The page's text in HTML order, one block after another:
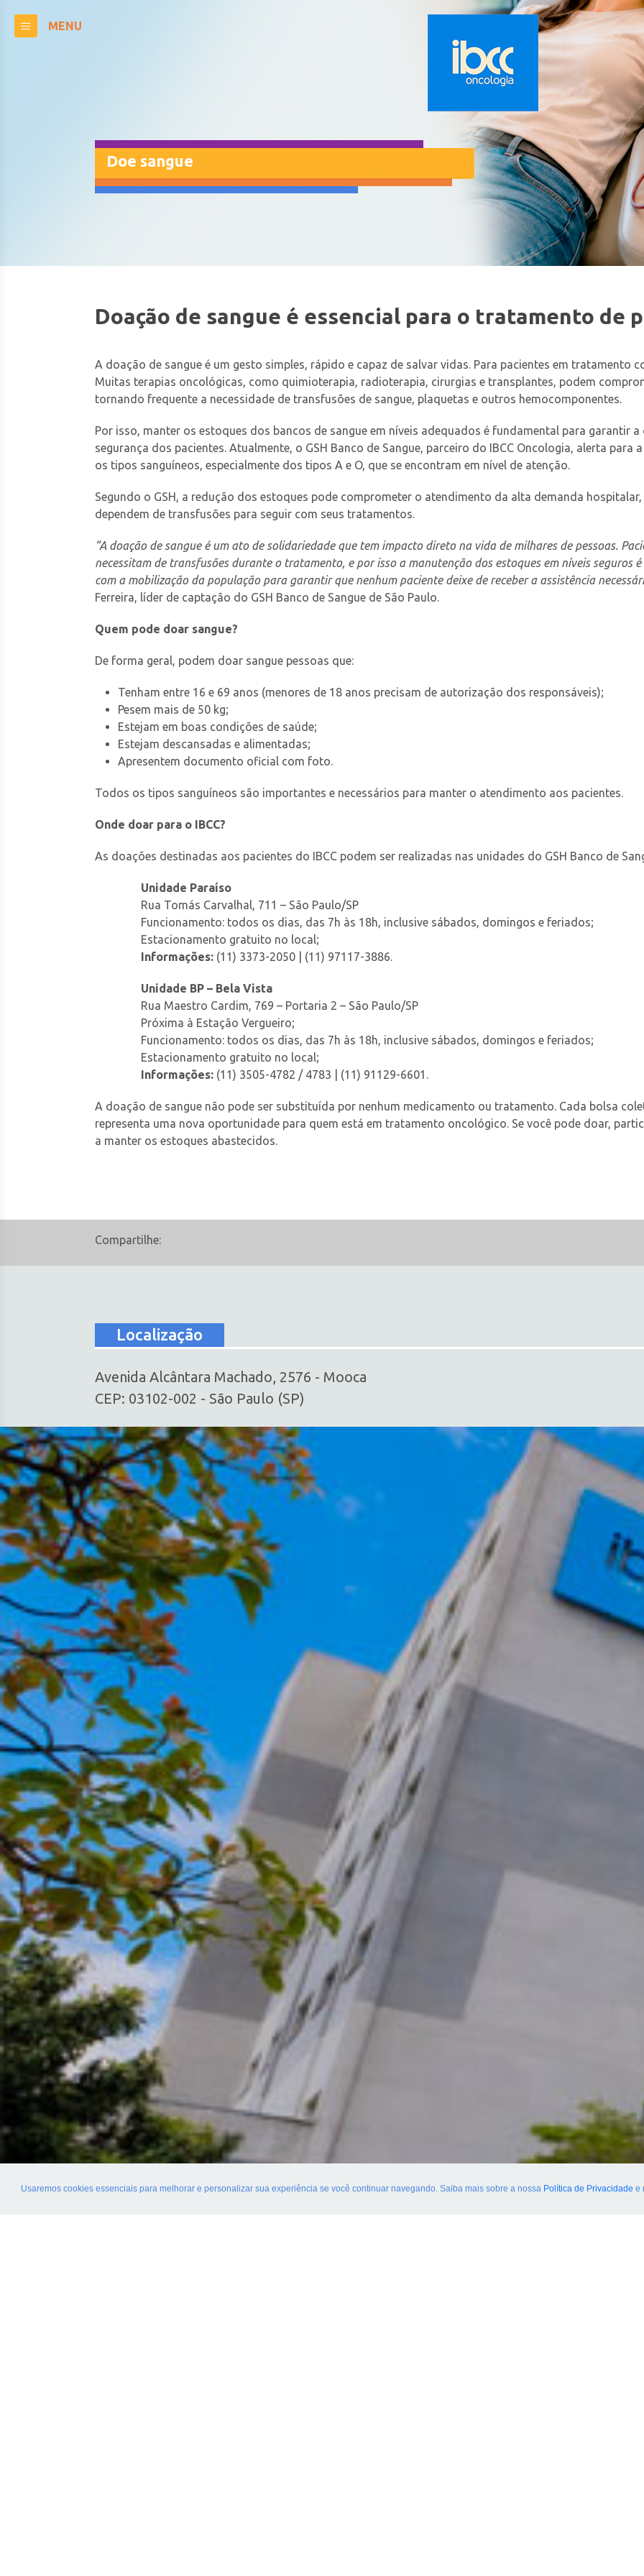
Usaremos cookies essenciais para melhorar e personalizar sua experiência se você continuar navegando. Saiba mais sobre a nossa Política de Privacidade e
MENU
Doe sangue
Doação de sangue é essencial para o tratamento de
A doação de sangue é um gesto simples, rápido e capaz de salvar vidas. Para pacientes em tratamento
Muitas terapias oncológicas, como quimioterapia, radioterapia, cirurgias e transplantes, podem
tornando frequente a necessidade de transfusões de sangue, plaquetas e outros hemocomponentes.
Por isso, manter os estoques dos bancos de sangue em níveis adequados é fundamental para garantir
segurança dos pacientes. Atualmente, o GSH Banco de Sangue, parceiro do IBCC Oncologia, alerta
os tipos sanguíneos, especialmente dos tipos A e O, que se encontram em nível de atenção.
Segundo o GSH, a redução dos estoques pode comprometer o atendimento da alta demanda
dependem de transfusões para seguir com seus tratamentos.
“A doação de sangue é um ato de solidariedade que tem impacto direto na vida de milhares de pessoas.
necessitam de transfusões durante o tratamento, e por isso a manutenção dos estoques em níveis seguros
com a mobilização da população para garantir que nenhum paciente deixe de receber a assistência
Ferreira, líder de captação do GSH Banco de Sangue de São Paulo.
Quem pode doar sangue?
De forma geral, podem doar sangue pessoas que:
Tenham entre 16 e 69 anos (menores de 18 anos precisam de autorização dos responsáveis);
Pesem mais de 50 kg;
Estejam em boas condições de saúde;
Estejam descansadas e alimentadas;
Apresentem documento oficial com foto.
Todos os tipos sanguíneos são importantes e necessários para manter o atendimento aos pacientes.
Onde doar para o IBCC?
As doações destinadas aos pacientes do IBCC podem ser realizadas nas unidades do GSH Banco de
Unidade Paraíso
Rua Tomás Carvalhal, 711 – São Paulo/SP
Funcionamento: todos os dias, das 7h às 18h, inclusive sábados, domingos e feriados;
Estacionamento gratuito no local;
Informações: (11) 3373-2050 | (11) 97117-3886.
Unidade BP – Bela Vista
Rua Maestro Cardim, 769 – Portaria 2 – São Paulo/SP
Próxima à Estação Vergueiro;
Funcionamento: todos os dias, das 7h às 18h, inclusive sábados, domingos e feriados;
Estacionamento gratuito no local;
Informações: (11) 3505-4782 / 4783 | (11) 91129-6601.
A doação de sangue não pode ser substituída por nenhum medicamento ou tratamento. Cada bolsa
representa uma nova oportunidade para quem está em tratamento oncológico. Se você pode doar,
a manter os estoques abastecidos.
Compartilhe:
Localização
Avenida Alcântara Machado, 2576 - Mooca
CEP: 03102-002 - São Paulo (SP)